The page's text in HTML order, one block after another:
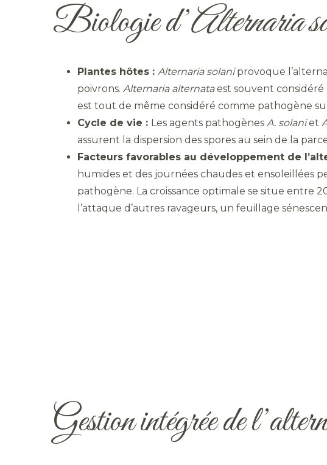
Biologie d’Alternaria
Plantes hôtes : Alternaria solaniprovoque
poivrons. Alternaria alternataest souvent considéré
est tout de même considéré comme pathogène
Cycle de vie : Les agents pathogènes A. solaniet
assurent la dispersion des spores au sein de la
Facteurs favorables au développement de
humides et des journées chaudes et ensoleillées
pathogène. La croissance optimale se situe entre
l’attaque d’autres ravageurs, un feuillage
Gestion intégrée de